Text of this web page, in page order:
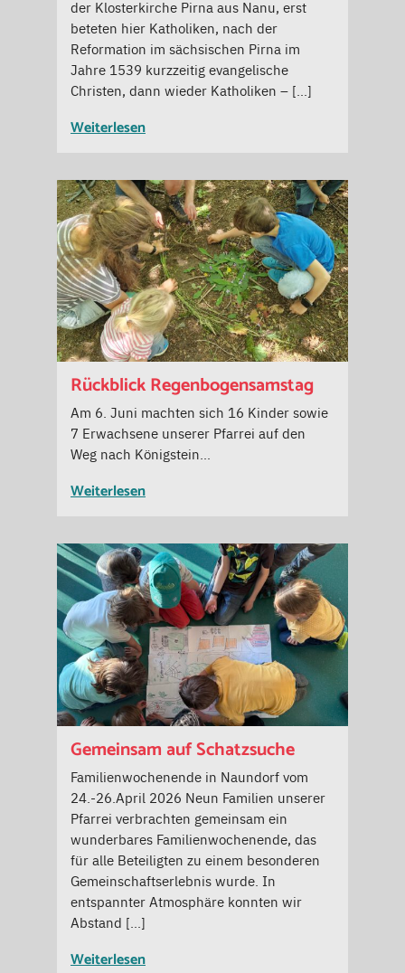
der Klosterkirche Pirna aus Nanu, erst
beteten hier Katholiken, nach der
Reformation im sächsischen Pirna im
Jahre 1539 kurzzeitig evangelische
Christen, dann wieder Katholiken – […]
Weiterlesen
Rückblick Regenbogensamstag
Am 6. Juni machten sich 16 Kinder sowie
7 Erwachsene unserer Pfarrei auf den
Weg nach Königstein…
Weiterlesen
Gemeinsam auf Schatzsuche
Familienwochenende in Naundorf vom
24.-26.April 2026 Neun Familien unserer
Pfarrei verbrachten gemeinsam ein
wunderbares Familienwochenende, das
für alle Beteiligten zu einem besonderen
Gemeinschaftserlebnis wurde. In
entspannter Atmosphäre konnten wir
Abstand […]
Weiterlesen